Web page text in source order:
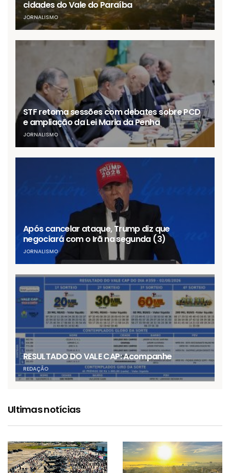
cidades do Vale do Paraíba
JORNALISMO
STF retoma sessões com debates sobre PCD
e ampliação da Lei Maria da Penha
JORNALISMO
Após cancelar ataque, Trump diz que
negociará com o Irã na segunda (3)
JORNALISMO
RESULTADO DO VALE CAP: Acompanhe
REDAÇÃO
Ultimas notícias